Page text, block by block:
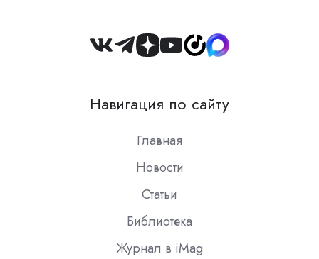
Join
Slack
Навигация по сайту
Главная
Новости
Статьи
Библиотека
Журнал в iMag